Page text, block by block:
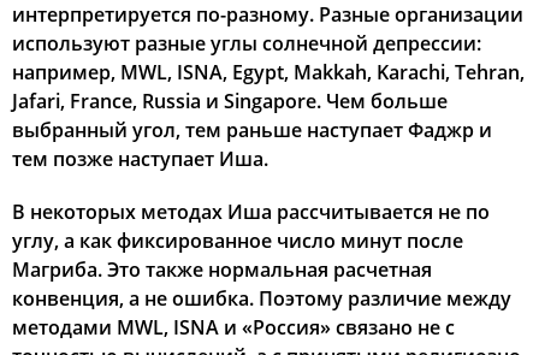
интерпретируется по-разному. Разные организации
используют разные углы солнечной депрессии:
например, MWL, ISNA, Egypt, Makkah, Karachi, Tehran,
Jafari, France, Russia и Singapore. Чем больше
выбранный угол, тем раньше наступает Фаджр и
тем позже наступает Иша.
В некоторых методах Иша рассчитывается не по
углу, а как фиксированное число минут после
Магриба. Это также нормальная расчетная
конвенция, а не ошибка. Поэтому различие между
методами MWL, ISNA и «Россия» связано не с